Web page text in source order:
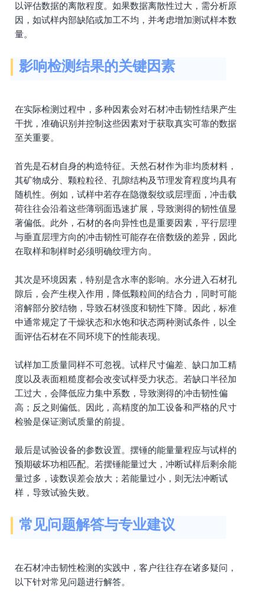
以评估数据的离散程度。如果数据离散性过大，需分析原
因，如试样内部缺陷或加工不均，并考虑增加测试样本数
量。
影响检测结果的关键因素
在实际检测过程中，多种因素会对石材冲击韧性结果产生
干扰，准确识别并控制这些因素对于获取真实可靠的数据
至关重要。
首先是石材自身的构造特征。天然石材作为非均质材料，
其矿物成分、颗粒粒径、孔隙结构及节理发育程度均具有
随机性。例如，试样中若存在隐微裂纹或层理面，冲击载
荷往往会沿着这些薄弱面迅速扩展，导致测得的韧性值显
著偏低。此外，石材的各向异性也是重要因素，平行层理
与垂直层理方向的冲击韧性可能存在倍数级的差异，因此
在取样和制样时必须明确纹理方向。
其次是环境因素，特别是含水率的影响。水分进入石材孔
隙后，会产生楔入作用，降低颗粒间的结合力，同时可能
溶解部分胶结物，导致石材强度和韧性下降。因此，标准
中通常规定了干燥状态和水饱和状态两种测试条件，以全
面评估石材在不同环境下的性能表现。
试样加工质量同样不可忽视。试样尺寸偏差、缺口加工精
度以及表面粗糙度都会改变试样受力状态。若缺口半径加
工过大，会降低应力集中系数，导致测得的冲击韧性偏
高；反之则偏低。因此，高精度的加工设备和严格的尺寸
检验是保证测试质量的前提。
最后是试验设备的参数设置。摆锤的能量量程应与试样的
预期破坏功相匹配。若摆锤能量过大，冲断试样后剩余能
量过多，读数误差会放大；若能量过小，则无法冲断试
样，导致试验失败。
常见问题解答与专业建议
在石材冲击韧性检测的实践中，客户往往存在诸多疑问，
以下针对常见问题进行解答。